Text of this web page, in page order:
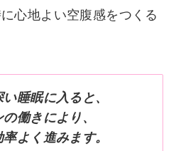
心地よい空腹感をつくる
睡眠に入ると、
働きにより、
よく進みます。